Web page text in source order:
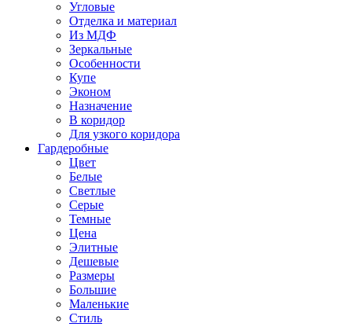
Угловые
Отделка и материал
Из МДФ
Зеркальные
Особенности
Купе
Эконом
Назначение
В коридор
Для узкого коридора
Гардеробные
Цвет
Белые
Светлые
Серые
Темные
Цена
Элитные
Дешевые
Размеры
Большие
Маленькие
Стиль